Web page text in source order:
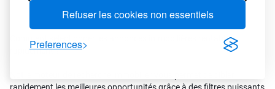
Refuser les cookies non essentiels
Preferences
Comment sélectionner les annonces immobilières rentables
rapidement ?